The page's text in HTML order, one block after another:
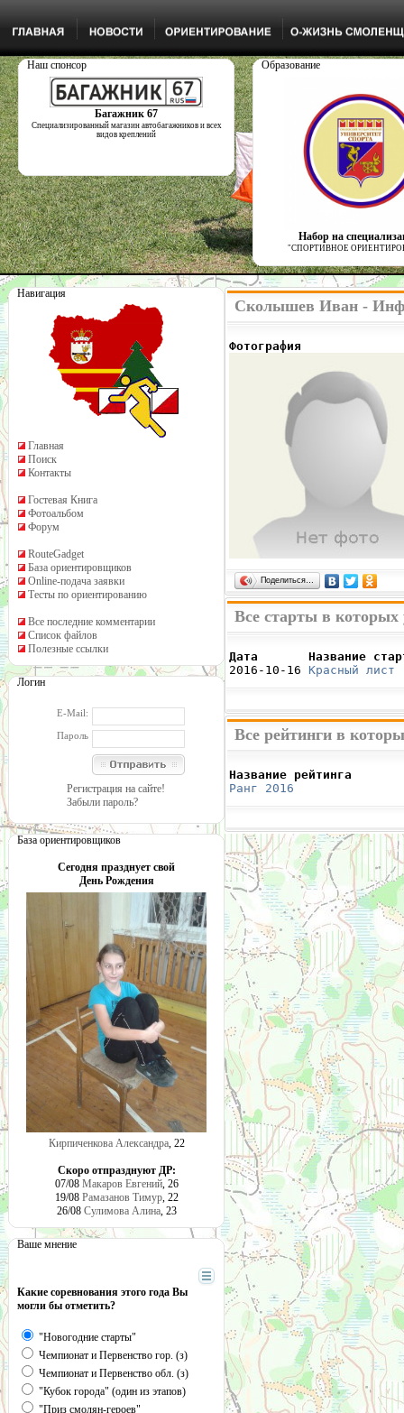
Наш спонсор
Багажник 67
Специализированный магазин автобагажников и всех
видов креплений
Образование
Набор на
"СПОРТИВНОЕ
Навигация
Главная
Поиск
Контакты
Гостевая Книга
Фотоальбом
Форум
RouteGadget
База ориентировщиков
Online-подача заявки
Тесты по ориентированию
Все последние комментарии
Список файлов
Полезные ссылки
Логин
E-Mail:
Пароль
Регистрация на сайте!
Забыли пароль?
База ориентировщиков
Сегодня празднует свой
День Рождения
Кирпиченкова Александра, 22
Скоро отпразднуют ДР:
07/08 Макаров Евгений, 26
19/08 Рамазанов Тимур, 22
26/08 Сулимова Алина, 23
Ваше мнение
Какие соревнования этого года Вы
могли бы отметить?
"Новогодние старты"
Чемпионат и Первенство гор. (з)
Чемпионат и Первенство обл. (з)
"Кубок города" (один из этапов)
"Приз смолян-героев"
Сколышев Иван -
Фотография
Поделиться…
Все старты в
Дата       Название
2016-10-16 Красный
Все рейтинги в
Название рейтинга
Ранг 2016